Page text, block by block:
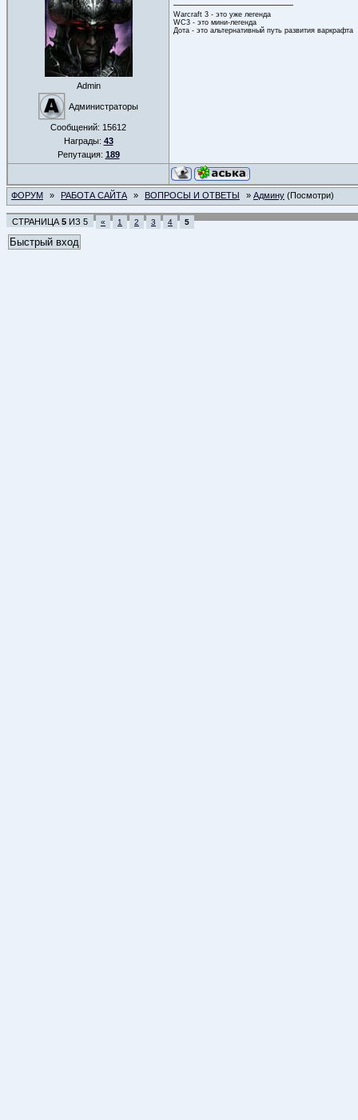
Admin
Администраторы
Сообщений: 15612
Награды: 43
Репутация: 189
Warcraft 3 - это уже легенда
WC3 - это мини-легенда
Дота - это альтернативный путь развития варкрафта
ФОРУМ » РАБОТА САЙТА » ВОПРОСЫ И ОТВЕТЫ » Админу (Посмотри)
СТРАНИЦА 5 ИЗ 5 « 1 2 3 4 5